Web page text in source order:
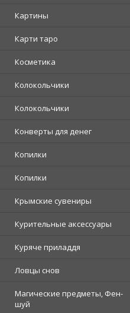
Картины
Карти таро
Косметика
Колокольчики
Колокольчики
Конверты для денег
Копилки
Копилки
Крымские сувениры
Курительные аксессуары
Куряче приладдя
Ловцы снов
Магические предметы, Фен-
шуй